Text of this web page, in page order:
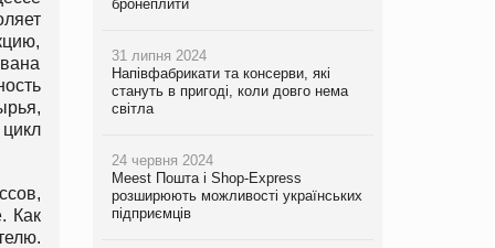
Как
бронеплити
31 липня 2024
Напівфабрикати та консерви, які
стануть в пригоді, коли довго нема
світла
24 червня 2024
Meest Пошта і Shop-Express
розширюють можливості українських
підприємців